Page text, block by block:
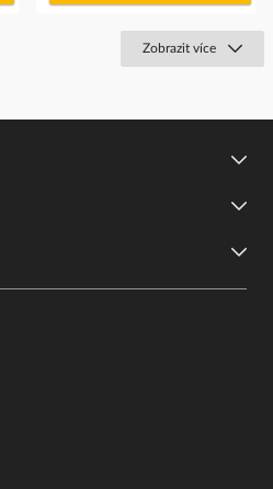
Zobrazit více